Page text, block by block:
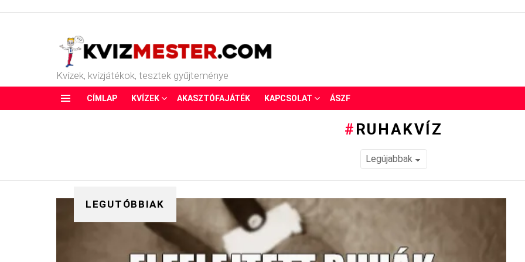
Kvízek, kvízjátékok, tesztek gyűjteménye
CÍMLAP KVÍZEK AKASZTÓFAJÁTÉK KAPCSOLAT ÁSZF
RUHAKVÍZ
LEGUTÓBBIAK